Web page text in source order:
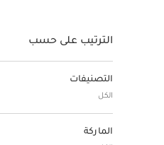
الترتيب على حسب
التصنيفات
الكل
ألعاب وهدايا الاحتفالاتالماركة